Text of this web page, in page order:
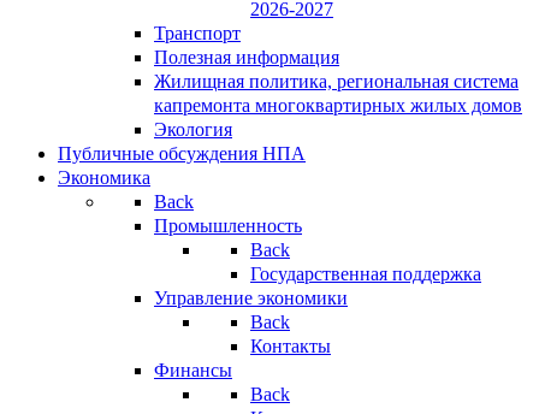
2026-2027
Транспорт
Полезная информация
Жилищная политика, региональная система
капремонта многоквартирных жилых домов
Экология
Публичные обсуждения НПА
Экономика
Back
Промышленность
Back
Государственная поддержка
Управление экономики
Back
Контакты
Финансы
Back